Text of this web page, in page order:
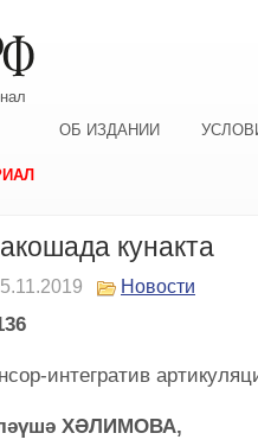
ОБ ИЗДАНИИ
кунакта
Новости
интегратив
ХӘЛИМОВА,